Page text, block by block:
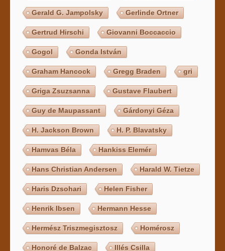
Gerald G. Jampolsky Gerlinde Ortner
Gertrud Hirschi Giovanni Boccaccio
Gogol Gonda István
Graham Hancock Gregg Braden gri
Griga Zsuzsanna Gustave Flaubert
Guy de Maupassant Gárdonyi Géza
H. Jackson Brown H. P. Blavatsky
Hamvas Béla Hankiss Elemér
Hans Christian Andersen Harald W. Tietze
Haris Dzsohari Helen Fisher
Henrik Ibsen Hermann Hesse
Hermész Triszmegisztosz Homérosz
Honoré de Balzac Illés Csilla